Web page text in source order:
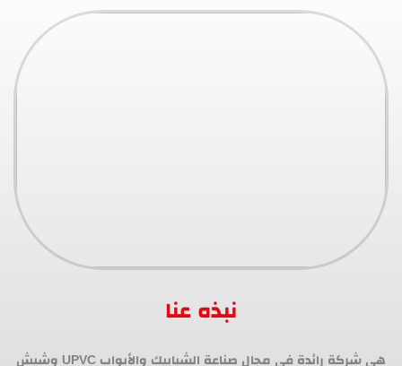
نبذه عنا
هي شركة رائدة في مجال صناعة الشبابيك والأبواب UPVC وشيش